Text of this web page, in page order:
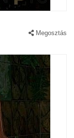
Megosztás